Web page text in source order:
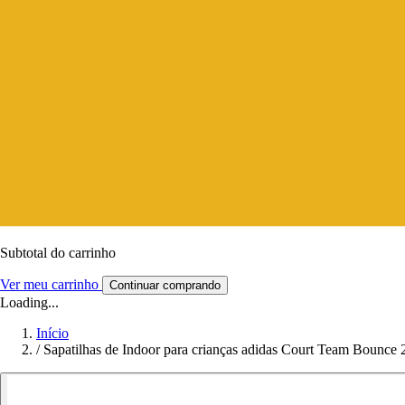
Subtotal do carrinho
Ver meu carrinho Continuar comprando
Loading...
Início
/ Sapatilhas de Indoor para crianças adidas Court Team Bounce